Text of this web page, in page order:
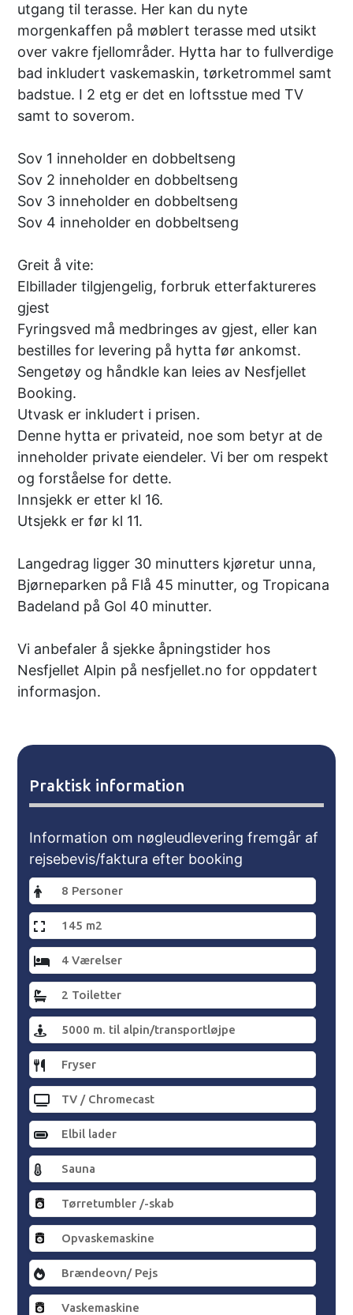
utgang til terasse. Her kan du nyte
morgenkaffen på møblert terasse med utsikt
over vakre fjellområder. Hytta har to fullverdige
bad inkludert vaskemaskin, tørketrommel samt
badstue. I 2 etg er det en loftsstue med TV
samt to soverom.
Sov 1 inneholder en dobbeltseng
Sov 2 inneholder en dobbeltseng
Sov 3 inneholder en dobbeltseng
Sov 4 inneholder en dobbeltseng
Greit å vite:
Elbillader tilgjengelig, forbruk etterfaktureres
gjest
Fyringsved må medbringes av gjest, eller kan
bestilles for levering på hytta før ankomst.
Sengetøy og håndkle kan leies av Nesfjellet
Booking.
Utvask er inkludert i prisen.
Denne hytta er privateid, noe som betyr at de
inneholder private eiendeler. Vi ber om respekt
og forståelse for dette.
Innsjekk er etter kl 16.
Utsjekk er før kl 11.
Langedrag ligger 30 minutters kjøretur unna,
Bjørneparken på Flå 45 minutter, og Tropicana
Badeland på Gol 40 minutter.
Vi anbefaler å sjekke åpningstider hos
Nesfjellet Alpin på nesfjellet.no for oppdatert
informasjon.
Praktisk information
Information om nøgleudlevering fremgår af
rejsebevis/faktura efter booking
8 Personer
145 m2
4 Værelser
2 Toiletter
5000 m. til alpin/transportløjpe
Fryser
TV / Chromecast
Elbil lader
Sauna
Tørretumbler /-skab
Opvaskemaskine
Brændeovn/ Pejs
Vaskemaskine